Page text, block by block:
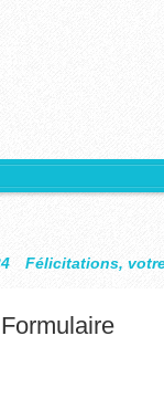
site est en ligne !
Formulaire